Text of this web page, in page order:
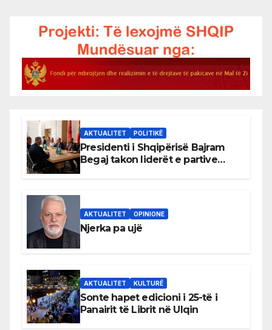
AKTUALITET POLITIKË
Presidenti i Shqipërisë Bajram
Begaj takon liderët e partive
AKTUALITET OPINIONE
Njerka pa ujë
AKTUALITET KULTURË
Sonte hapet edicioni i 25-të i
Panairit të Librit në Ulqin